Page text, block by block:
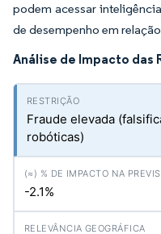
podem acessar
de desempenho em
Análise de Impacto das
Fraude elevada
robóticas)
-2.1%